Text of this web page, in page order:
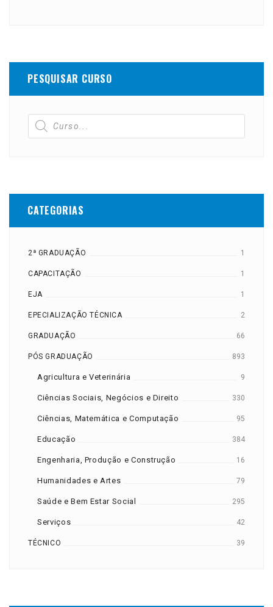
PESQUISAR CURSO
CATEGORIAS
2ª GRADUAÇÃO 1
CAPACITAÇÃO 1
EJA 1
EPECIALIZAÇÃO TÉCNICA 2
GRADUAÇÃO 66
PÓS GRADUAÇÃO 893
Agricultura e Veterinária 9
Ciências Sociais, Negócios e Direito 330
Ciências, Matemática e Computação 95
Educação 384
Engenharia, Produção e Construção 16
Humanidades e Artes 79
Saúde e Bem Estar Social 295
Serviços 42
TÉCNICO 39